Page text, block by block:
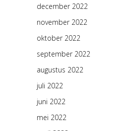
december 2022
november 2022
oktober 2022
september 2022
augustus 2022
juli 2022
juni 2022
mei 2022